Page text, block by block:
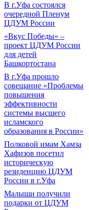
В г.Уфа состоялся
очередной Пленум
ЦДУМ России
«Вкус Победы» –
проект ЦДУМ России
для детей
Башкортостана
В г.Уфа прошло
совещание «Проблемы
повышения
эффективности
системы высшего
исламского
образования в России»
Полковой имам Хамза
Хафизов посетил
историческую
резиденцию ЦДУМ
России в г.Уфа
Малыши получили
подарки от ЦДУМ